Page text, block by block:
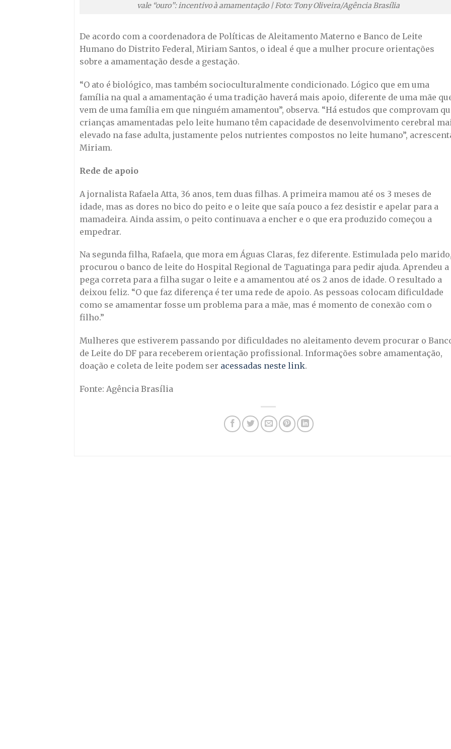
vale “ouro”: incentivo à amamentação | Foto: Tony Oliveira/Agência Brasília
De acordo com a coordenadora de Políticas de Aleitamento Materno e Banco de Leite
Humano do Distrito Federal, Miriam Santos, o ideal é que a mulher procure orientações
sobre a amamentação desde a gestação.
“O ato é biológico, mas também socioculturalmente condicionado. Lógico que em uma
família na qual a amamentação é uma tradição haverá mais apoio, diferente de uma mãe
vem de uma família em que ninguém amamentou”, observa. “Há estudos que comprovam
crianças amamentadas pelo leite humano têm capacidade de desenvolvimento cerebral
elevado na fase adulta, justamente pelos nutrientes compostos no leite humano”,
Miriam.
Rede de apoio
A jornalista Rafaela Atta, 36 anos, tem duas filhas. A primeira mamou até os 3 meses de
idade, mas as dores no bico do peito e o leite que saía pouco a fez desistir e apelar para a
mamadeira. Ainda assim, o peito continuava a encher e o que era produzido começou a
empedrar.
Na segunda filha, Rafaela, que mora em Águas Claras, fez diferente. Estimulada pelo
procurou o banco de leite do Hospital Regional de Taguatinga para pedir ajuda. Aprendeu a
pega correta para a filha sugar o leite e a amamentou até os 2 anos de idade. O resultado a
deixou feliz. “O que faz diferença é ter uma rede de apoio. As pessoas colocam dificuldade
como se amamentar fosse um problema para a mãe, mas é momento de conexão com o
filho.”
Mulheres que estiverem passando por dificuldades no aleitamento devem procurar o
de Leite do DF para receberem orientação profissional. Informações sobre amamentação,
doação e coleta de leite podem ser acessadas neste link.
Fonte: Agência Brasília